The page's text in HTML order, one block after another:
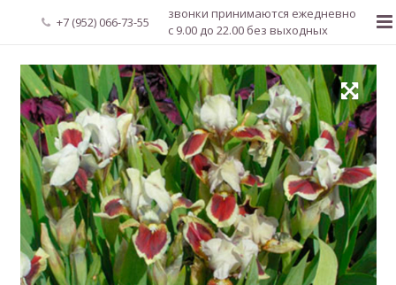
+7 (952) 066-73-55
звонки принимаются ежедневно
с 9.00 до 22.00 без выходных
Главная
О нас
Новости
Каталог растений
Доставка и оплата
Мой аккаунт